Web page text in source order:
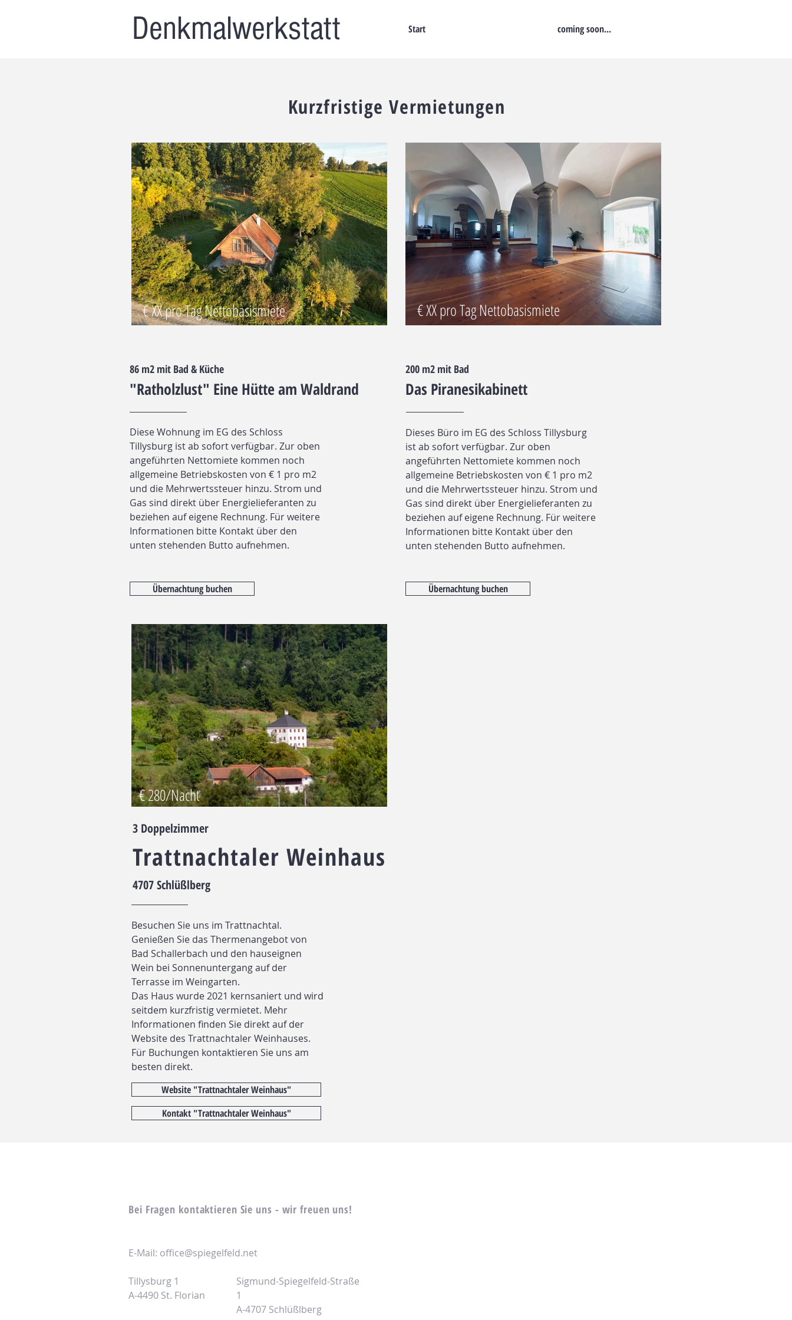
Denkmalwerkstatt Start coming soon...
Kurzfristige Vermietungen
€ XX pro Tag Nettobasismiete
86 m2 mit Bad & Küche
"Ratholzlust" Eine Hütte am Waldrand
Diese Wohnung im EG des Schloss
Tillysburg ist ab sofort verfügbar. Zur oben
angeführten Nettomiete kommen noch
allgemeine Betriebskosten von € 1 pro m2
und die Mehrwertssteuer hinzu. Strom und
Gas sind direkt über Energielieferanten zu
beziehen auf eigene Rechnung. Für weitere
Informationen bitte Kontakt über den
unten stehenden Butto aufnehmen.
Übernachtung buchen
€ 280/Nacht
€ XX pro Tag Nettobasismiete
200 m2 mit Bad
Das Piranesikabinett
Dieses Büro im EG des Schloss Tillysburg
ist ab sofort verfügbar. Zur oben
angeführten Nettomiete kommen noch
allgemeine Betriebskosten von € 1 pro m2
und die Mehrwertssteuer hinzu. Strom und
Gas sind direkt über Energielieferanten zu
beziehen auf eigene Rechnung. Für weitere
Informationen bitte Kontakt über den
unten stehenden Butto aufnehmen.
Übernachtung buchen
3 Doppelzimmer
Trattnachtaler Weinhaus
4707 Schlüßlberg
Besuchen Sie uns im Trattnachtal.
Genießen Sie das Thermenangebot von
Bad Schallerbach und den hauseignen
Wein bei Sonnenuntergang auf der
Terrasse im Weingarten.
Das Haus wurde 2021 kernsaniert und wird
seitdem kurzfristig vermietet. Mehr
Informationen finden Sie direkt auf der
Website des Trattnachtaler Weinhauses.
Für Buchungen kontaktieren Sie uns am
besten direkt.
Website "Trattnachtaler Weinhaus"
Kontakt "Trattnachtaler Weinhaus"
Bei Fragen kontaktieren Sie uns - wir freuen uns!
E-Mail: office@spiegelfeld.net
Tillysburg 1
A-4490 St. Florian
Sigmund-Spiegelfeld-Straße
1
A-4707 Schlüßlberg